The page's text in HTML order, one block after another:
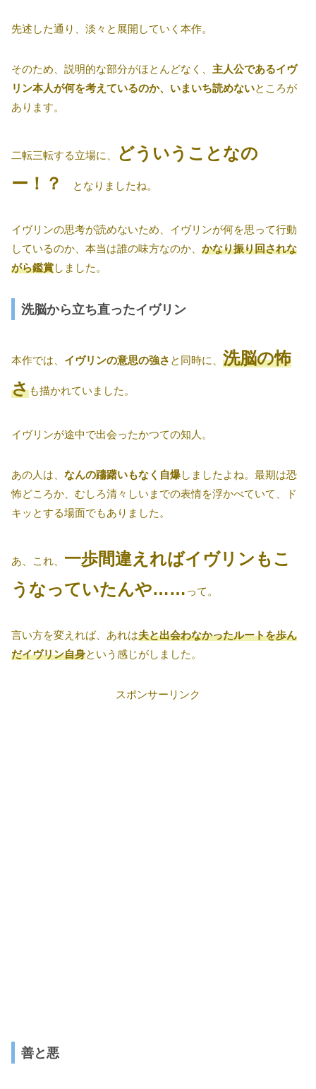
先述した通り、淡々と展開していく本作。
そのため、説明的な部分がほとんどなく、 主人公であるイヴ
リン本人が何を考えているのか、いまいち読めないところが
あります。
二転三転する立場に、
どういうことなの
ー！？
となりましたね。
イヴリンの思考が読めないため、イヴリンが何を思って行動
しているのか、本当は誰の味方なのか、 かなり振り回されな
がら鑑賞しました。
洗脳から立ち直ったイヴリン
本作では、 イヴリンの意思の強さ と同時に、 洗脳の怖
さも描かれていました。
イヴリンが途中で出会ったかつての知人。
あの人は、 なんの躊躇いもなく自爆しましたよね。最期は恐
怖どころか、むしろ清々しいまでの表情を浮かべていて、ド
キッとする場面でもありました。
あ、これ、 一歩間違えればイヴリンもこ
うなっていたんや…… って。
言い方を変えれば、あれは夫と出会わなかったルートを歩ん
だイヴリン自身という感じがしました。
スポンサーリンク
善と悪